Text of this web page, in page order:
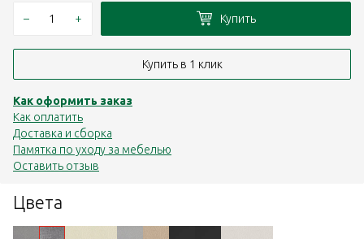
Цвета
– + Купить
Купить в 1 клик
Как оформить заказ
Как оплатить
Доставка и сборка
Памятка по уходу за мебелью
Оставить отзыв